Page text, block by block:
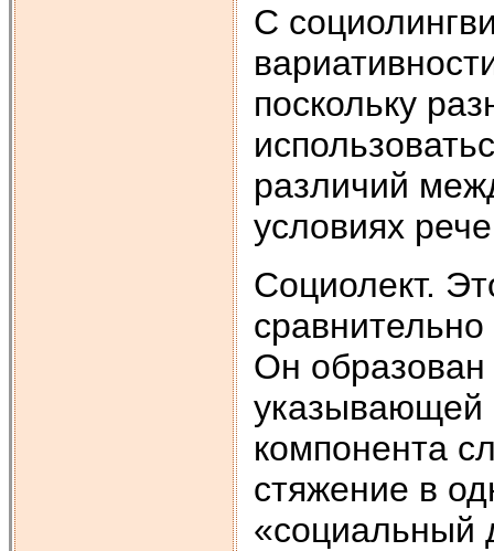
С
поскольку
различий
условиях
Социолект.
Он образован
указывающей
компонента
стяжение в
«социальный